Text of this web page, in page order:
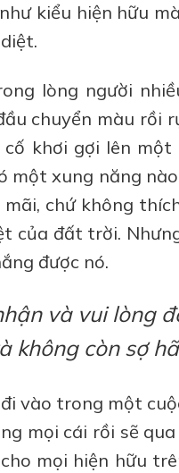
kiểu hiện hữu
lòng người
chuyển màu rồi
khơi gợi lên một
một xung năng
chứ không
của đất trời.
được nó.
và vui lòng
không còn sợ
vào trong một
mọi cái rồi sẽ
mọi hiện hữu